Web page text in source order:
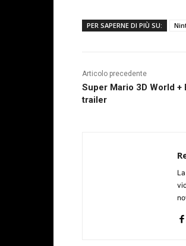
PER SAPERNE DI PIÙ SU:
Articolo precedente
Super Mario 3D World +
trailer